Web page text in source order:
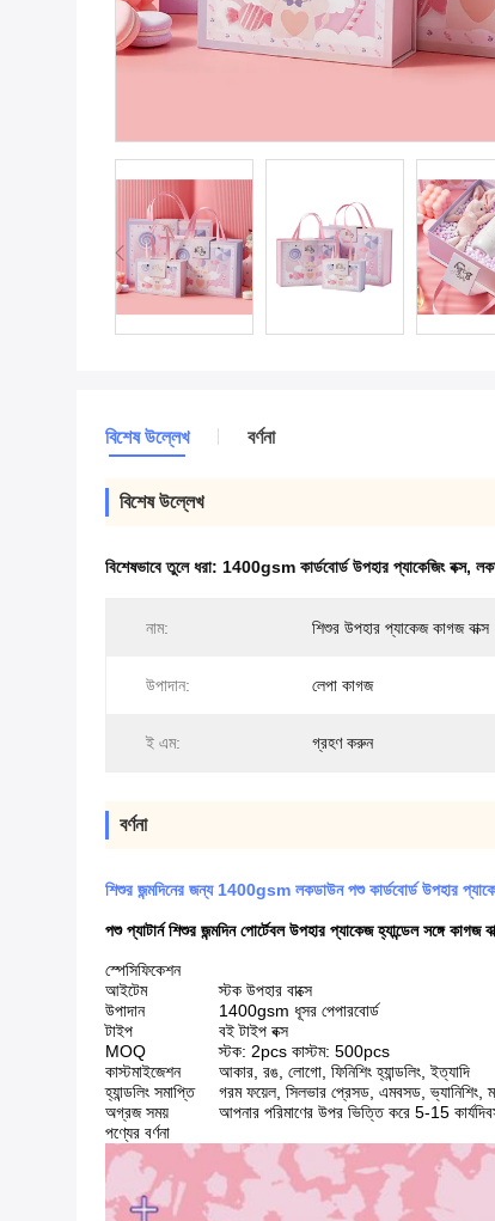
বিশেষ উল্লেখ বর্ণনা
বিশেষ উল্লেখ
বিশেষভাবে তুলে ধরা: 1400gsm কার্ডবোর্ড উপহার প্যাকেজিং বক্স,
নাম: শিশুর উপহার প্যাকেজ কাগজ বাক্স
উপাদান: লেপা কাগজ
ই এম: গ্রহণ করুন
বর্ণনা
শিশুর জন্মদিনের জন্য 1400gsm লকডাউন পশু কার্ডবোর্ড উপহার
পশু প্যাটার্ন শিশুর জন্মদিন পোর্টেবল উপহার প্যাকেজ হ্যান্ডেল সঙ্গে কাগজ
স্পেসিফিকেশন
আইটেম
স্টক উপহার বাক্সে
উপাদান
1400gsm ধূসর পেপারবোর্ড
টাইপ
বই টাইপ বক্স
MOQ
স্টক: 2pcs কাস্টম: 500pcs
কাস্টমাইজেশন
আকার, রঙ, লোগো, ফিনিশিং হ্যান্ডলিং, ইত্যাদি
হ্যান্ডলিং সমাপ্তি
গরম ফয়েল, সিলভার প্রেসড, এমবসড, ভ্যানিশিং,
অগ্রজ সময়
আপনার পরিমাণের উপর ভিত্তি করে 5-15
পণ্যের বর্ণনা